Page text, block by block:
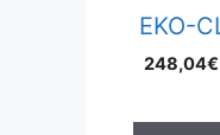
EKO-
248,04€
may
chosen